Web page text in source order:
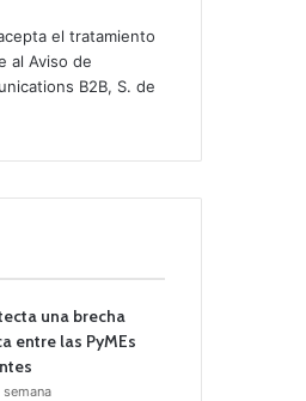
el tratamiento
alAviso de
B2B, S. de
una brecha
entre las PyMEs
semana